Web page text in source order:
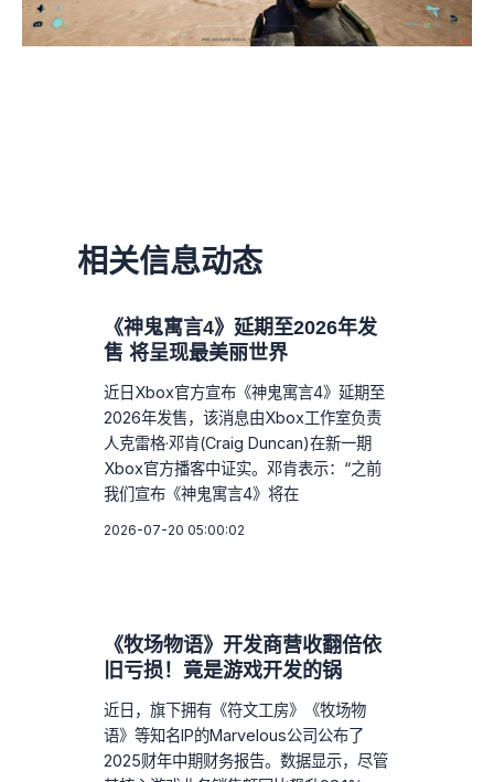
相关信息动态
《神鬼寓言4》延期至2026年发
售 将呈现最美丽世界
近日Xbox官方宣布《神鬼寓言4》延期至
2026年发售，该消息由Xbox工作室负责
人克雷格·邓肯(Craig Duncan)在新一期
Xbox官方播客中证实。邓肯表示：“之前
我们宣布《神鬼寓言4》将在
2026-07-20 05:00:02
《牧场物语》开发商营收翻倍依
旧亏损！竟是游戏开发的锅
近日，旗下拥有《符文工房》《牧场物
语》等知名IP的Marvelous公司公布了
2025财年中期财务报告。数据显示，尽管